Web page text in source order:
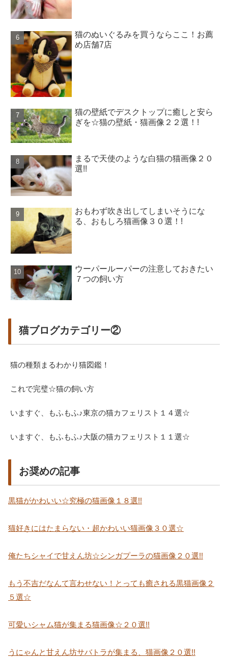
猫のぬいぐるみを買うならここ！お薦
め店舗7店
猫の壁紙でデスクトップに癒しと安ら
ぎを☆猫の壁紙・猫画像２２選！!
まるで天使のような白猫の猫画像２０
選!!
おもわず吹き出してしまいそうにな
る、おもしろ猫画像３０選！!
ウーパールーパーの注意しておきたい
７つの飼い方
猫ブログカテゴリー②
猫の種類まるわかり猫図鑑！
これで完璧☆猫の飼い方
いますぐ、もふもふ♪東京の猫カフェリスト１４選☆
いますぐ、もふもふ♪大阪の猫カフェリスト１１選☆
お奨めの記事
黒猫がかわいい☆究極の猫画像１８選!!
猫好きにはたまらない・超かわいい猫画像３０選☆
俺たちシャイで甘えん坊☆シンガプーラの猫画像２０選!!
もう不吉だなんて言わせない！とっても癒される黒猫画像２
５選☆
可愛いシャム猫が集まる猫画像☆２０選!!
うにゃんと甘えん坊サバトラが集まる、猫画像２０選!!